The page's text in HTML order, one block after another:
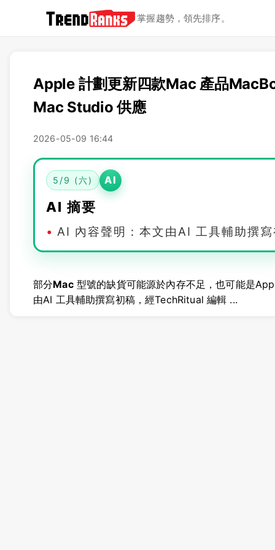
掌握趨勢，領先排序。
Apple 計劃更新四款Mac 產品
Mac Studio 供應
2026-05-09 16:44
5/9 (六) AI
AI 摘要
AI 內容聲明：本文由AI 工具輔助撰
部分Mac型號的缺貨可能源於內存不足，也可能是
由AI 工具輔助撰寫初稿，經TechRitual 編輯 ...